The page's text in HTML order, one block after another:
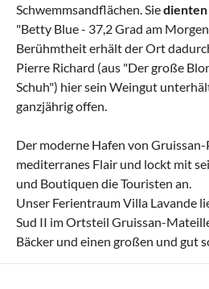
Schwemmsandflächen. Siedienten
"Betty Blue - 37,2 Grad am
Berühmtheit erhält der Ort
Pierre Richard (aus "Der große
Schuh") hier sein Weingut
ganzjährig offen.
Der moderne Hafen von
mediterranes Flair und lockt mit
und Boutiquen die Touristen an.
Unser Ferientraum Villa Lavande
Sud II im Ortsteil Gruissan-
Bäcker und einen großen und gut